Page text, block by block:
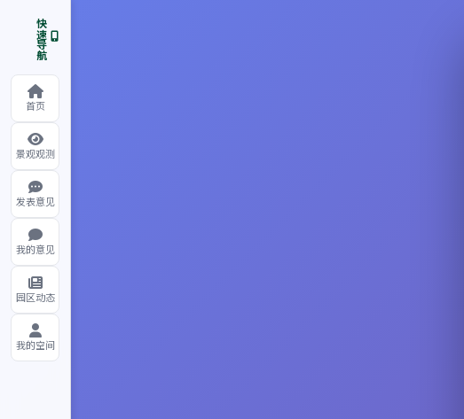
快速导航
首页
景观观测
发表意见
我的意见
园区动态
我的空间